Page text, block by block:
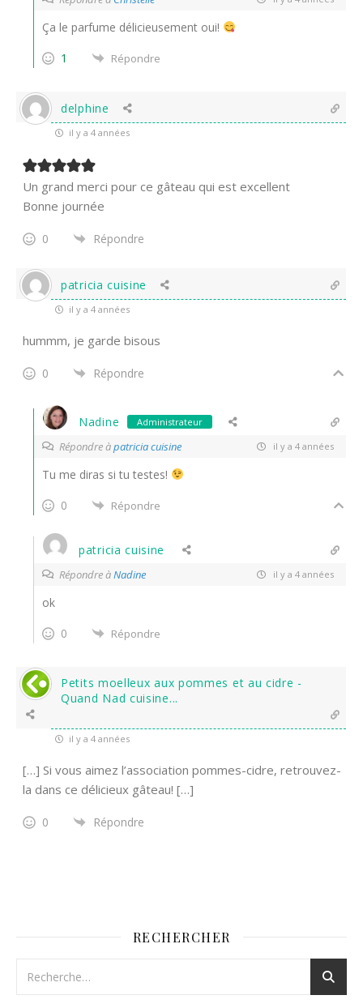
Ça le parfume délicieusement oui!
1
Répondre
delphine
il y a 4 années
Un grand merci pour ce gâteau qui est excellent
Bonne journée
0 Répondre
patricia cuisine
il y a 4 années
hummm, je garde bisous
0 Répondre
Nadine Administrateur
Répondre àpatricia cuisine il y a 4 années
Tu me diras si tu testes!
0
Répondre
patricia cuisine
Répondre àNadine il y a 4 années
ok
0
Répondre
Petits moelleux aux pommes et au cidre -
Quand Nad cuisine...
il y a 4 années
[…] Si vous aimez l’association pommes-cidre, retrouvez-
la dans ce délicieux gâteau! […]
0 Répondre
RECHERCHER